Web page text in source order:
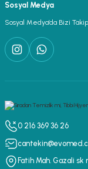
Sosyal Medya
Sosyal Medya’da Bizi
0 216 369 36 26
Fatih Mah. Gazali